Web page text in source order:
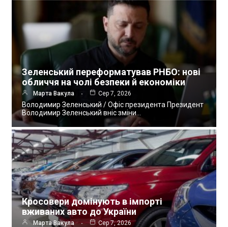
Зеленський переформатував РНБО: нові
обличчя на чолі безпеки й економіки
Марта Вакула Сер 7, 2026
Володимир Зеленський / Офіс президента Президент
Володимир Зеленський вніс зміни…
Кросовери домінують в імпорті
вживаних авто до України
Марта Вакула Сер 7, 2026